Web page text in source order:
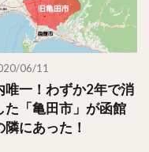
06/11
唯一！わずか2年で消
た「亀田市」が函館
隣にあった！